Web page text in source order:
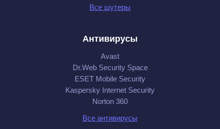
Все шутеры
Антивирусы
Avast
Dr.Web Security Space
ESET Mobile Security
Kaspersky Internet Security
Norton 360
Все антивирусы